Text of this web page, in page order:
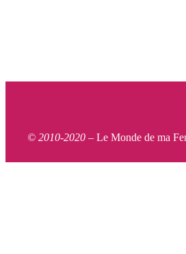
© 2010-2020 – Le Monde de ma